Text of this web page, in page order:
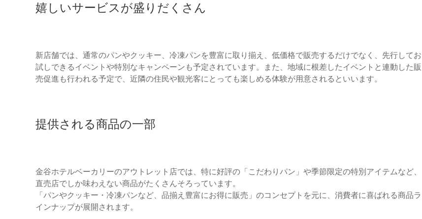
嬉しいサービスが盛りだくさん
新店舗では、通常のパンやクッキー、冷凍パンを豊富に取り揃え、低価格で販売するだけでなく、先行してお
試しできるイベントや特別なキャンペーンも予定されています。また、地域に根差したイベントと連動した販
売促進も行われる予定で、近隣の住民や観光客にとっても楽しめる体験が用意されるといいます。
提供される商品の一部
金谷ホテルベーカリーのアウトレット店では、特に好評の「こだわりパン」や季節限定の特別アイテムなど、
直売店でしか味わえない商品がたくさんそろっています。
「パンやクッキー・冷凍パンなど、品揃え豊富にお得に販売」のコンセプトを元に、消費者に喜ばれる商品ラ
インナップが展開されます。